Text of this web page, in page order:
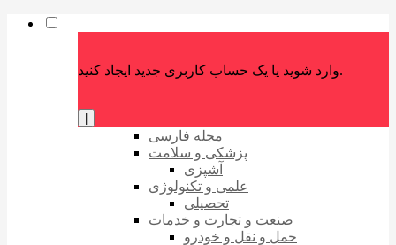
وارد شوید یا یک حساب کاربری جدید ایجاد کنید.
مجله فارسی
پزشکی و سلامت
آشپزی
علمی و تکنولوژی
تحصیلی
صنعت و تجارت و خدمات
حمل و نقل و خودرو